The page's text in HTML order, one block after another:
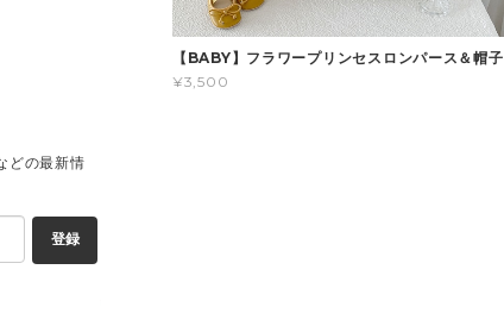
【BABY】フラワープリンセスロンパース＆帽子
¥3,500
どの最新情
登録